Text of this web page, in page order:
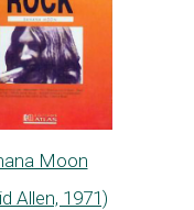
Moon
Allen, 1971)